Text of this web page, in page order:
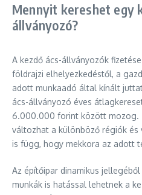
Mennyit kereshet egy
állványozó?
A kezdő ács-állványozók
földrajzi elhelyezkedéstől, a
adott munkaadó által kínált
ács-állványozó éves
6.000.000 forint között mozog.
változhat a különböző régiók
is függ, hogy mekkora az adott
Az építőipar dinamikus
munkák is hatással lehetnek a